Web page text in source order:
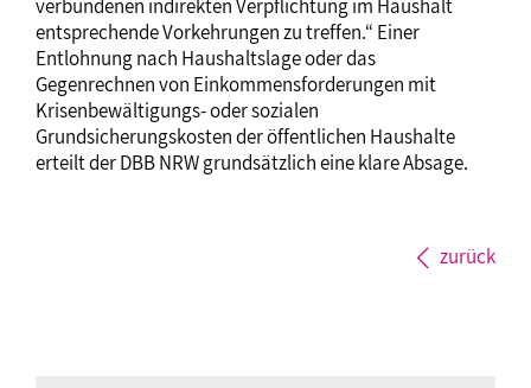
verbundenen indirekten Verpflichtung im Haushalt
entsprechende Vorkehrungen zu treffen.“ Einer
Entlohnung nach Haushaltslage oder das
Gegenrechnen von Einkommensforderungen mit
Krisenbewältigungs- oder sozialen
Grundsicherungskosten der öffentlichen Haushalte
erteilt der DBB NRW grundsätzlich eine klare Absage.
zurück